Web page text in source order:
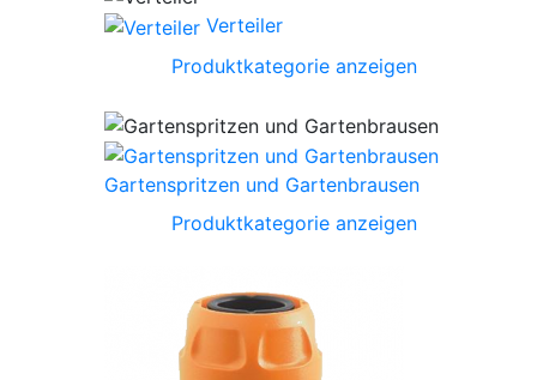
Verteiler
Produktkategorie anzeigen
Gartenspritzen und Gartenbrausen
Produktkategorie anzeigen